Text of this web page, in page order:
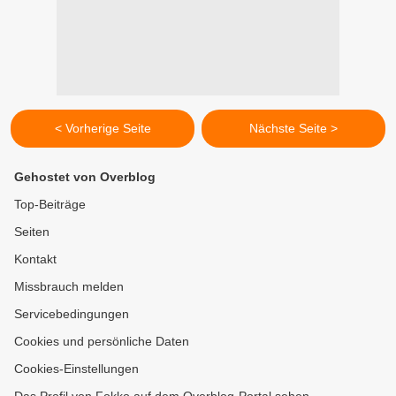
< Vorherige Seite Nächste Seite >
Gehostet von Overblog
Top-Beiträge
Seiten
Kontakt
Missbrauch melden
Servicebedingungen
Cookies und persönliche Daten
Cookies-Einstellungen